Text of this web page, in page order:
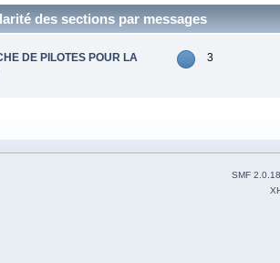
des sections par messages
DE PILOTES POUR LA
3
SMF 2.0.18